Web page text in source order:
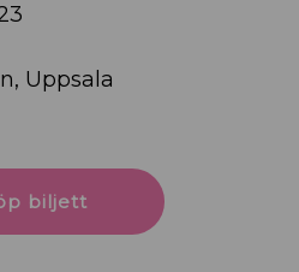
Uppsala
biljett